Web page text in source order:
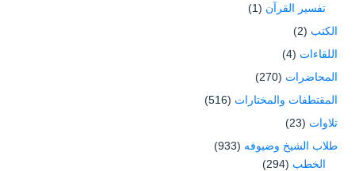
تفسير القرآن (1)
الكتب (2)
اللقاءات (4)
المحاضرات (270)
المقتطفات والمختارات (516)
تلاوات (23)
طلاب الشيخ وضيوفه (933)
الخطب (294)